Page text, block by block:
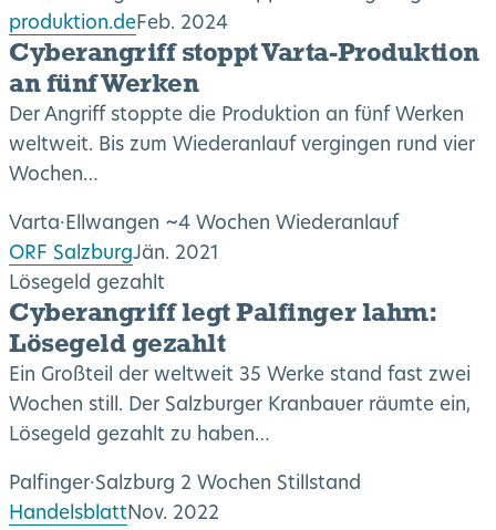
produktion.deFeb. 2024
Cyberangriff stoppt Varta-Produktion
an fünf Werken
Der Angriff stoppte die Produktion an fünf Werken
weltweit. Bis zum Wiederanlauf vergingen rund vier
Wochen…
Varta·Ellwangen ~4 Wochen Wiederanlauf
ORF SalzburgJän. 2021
Lösegeld gezahlt
Cyberangriff legt Palfinger lahm:
Lösegeld gezahlt
Ein Großteil der weltweit 35 Werke stand fast zwei
Wochen still. Der Salzburger Kranbauer räumte ein,
Lösegeld gezahlt zu haben…
Palfinger·Salzburg 2 Wochen Stillstand
HandelsblattNov. 2022